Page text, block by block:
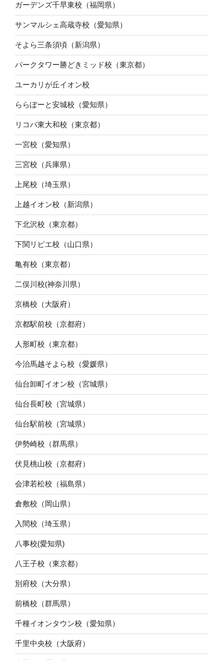
ガーデンズ千早東校（福岡県）
サンマルシェ高蔵寺校（愛知県）
そよら三条須頃（新潟県）
パークタワー勝どきミッド校（東京都）
ユーカリが丘イオン校
ららぽーと安城校（愛知県）
リコパ東大和校（東京都）
一宮校（愛知県）
三宮校（兵庫県）
上尾校（埼玉県）
上越イオン校（新潟県）
下北沢校（東京都）
下関リピエ校（山口県）
亀有校（東京都）
二俣川校(神奈川県）
京橋校（大阪府）
京都駅前校（京都府）
人形町校（東京都）
今治馬越そよら校（愛媛県）
仙台卸町イオン校（宮城県）
仙台長町校（宮城県）
仙台駅前校（宮城県）
伊勢崎校（群馬県）
伏見桃山校（京都府）
会津若松校（福島県）
倉敷校（岡山県）
入間校（埼玉県）
八事校(愛知県)
八王子校（東京都）
別府校（大分県）
前橋校（群馬県）
千種イオンタウン校（愛知県）
千里中央校（大阪府）